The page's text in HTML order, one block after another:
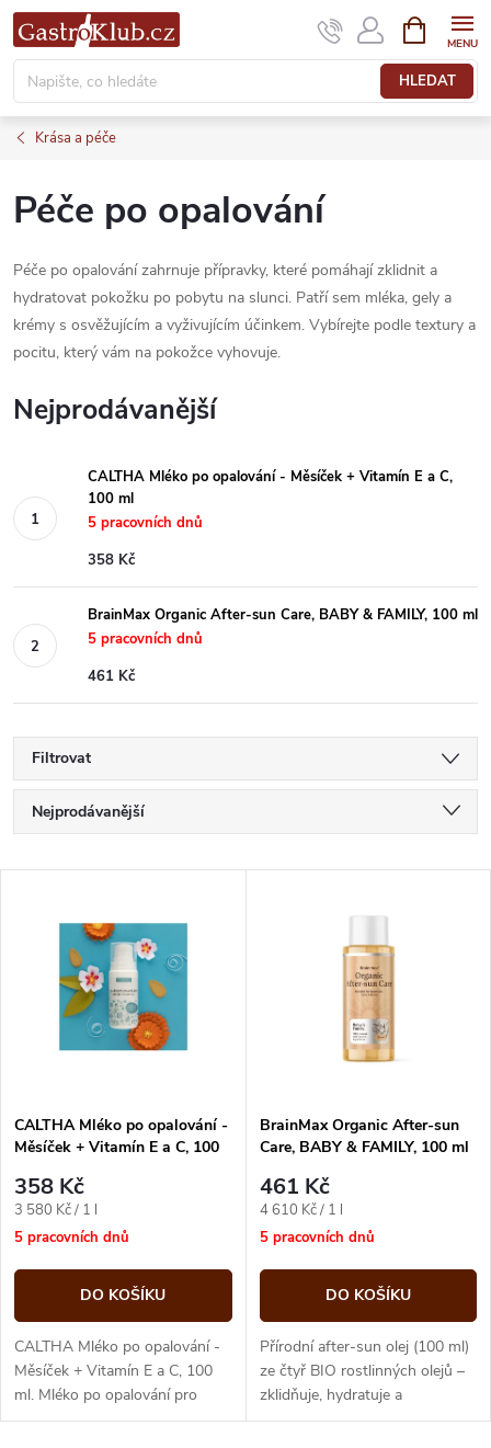
Přejít
na
obsah
HLEDAT
NÁKUPNÍ
KOŠÍK
Krása a péče
Péče po opalování
Péče po opalování zahrnuje přípravky, které pomáhají zklidnit a
hydratovat pokožku po pobytu na slunci. Patří sem mléka, gely a
krémy s osvěžujícím a vyživujícím účinkem. Vybírejte podle textury a
pocitu, který vám na pokožce vyhovuje.
Nejprodávanější
CALTHA Mléko po opalování - Měsíček + Vitamín E a C,
100 ml
5 pracovních dnů
358 Kč
BrainMax Organic After-sun Care, BABY & FAMILY, 100 ml
5 pracovních dnů
461 Kč
Filtrovat
Ř
a
p
r
o
d
u
k
Nejprodávanější
Abecedně
s
p
r
o
d
u
CALTHA Mléko po opalování -
Měsíček + Vitamín E a C, 100
358 Kč
Měrná
cena:
3 580 Kč / 1 l
5 pracovních dnů
DO KOŠÍKU
CALTHA Mléko po opalování -
Měsíček + Vitamín E a C, 100
ml. Mléko po opalování pro
zklidnění a hydrataci pokožky
BrainMax Organic After-sun
Care, BABY & FAMILY, 100 ml
461 Kč
Měrná
cena:
4 610 Kč / 1 l
5 pracovních dnů
DO KOŠÍKU
Přírodní after-sun olej (100 ml)
ze čtyř BIO rostlinných olejů –
zklidňuje, hydratuje a
regeneruje pokožku po